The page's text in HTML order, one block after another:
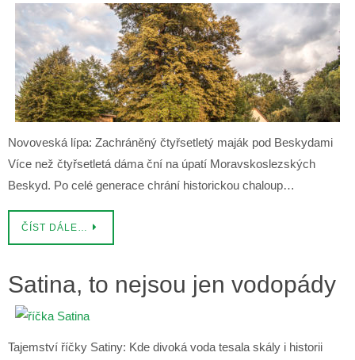
Novoveská lípa: Zachráněný čtyřsetletý maják pod Beskydami
Více než čtyřsetletá dáma ční na úpatí Moravskoslezských
Beskyd. Po celé generace chrání historickou chaloup…
ČÍST DÁLE…
Satina, to nejsou jen vodopády
Tajemství říčky Satiny: Kde divoká voda tesala skály i historii